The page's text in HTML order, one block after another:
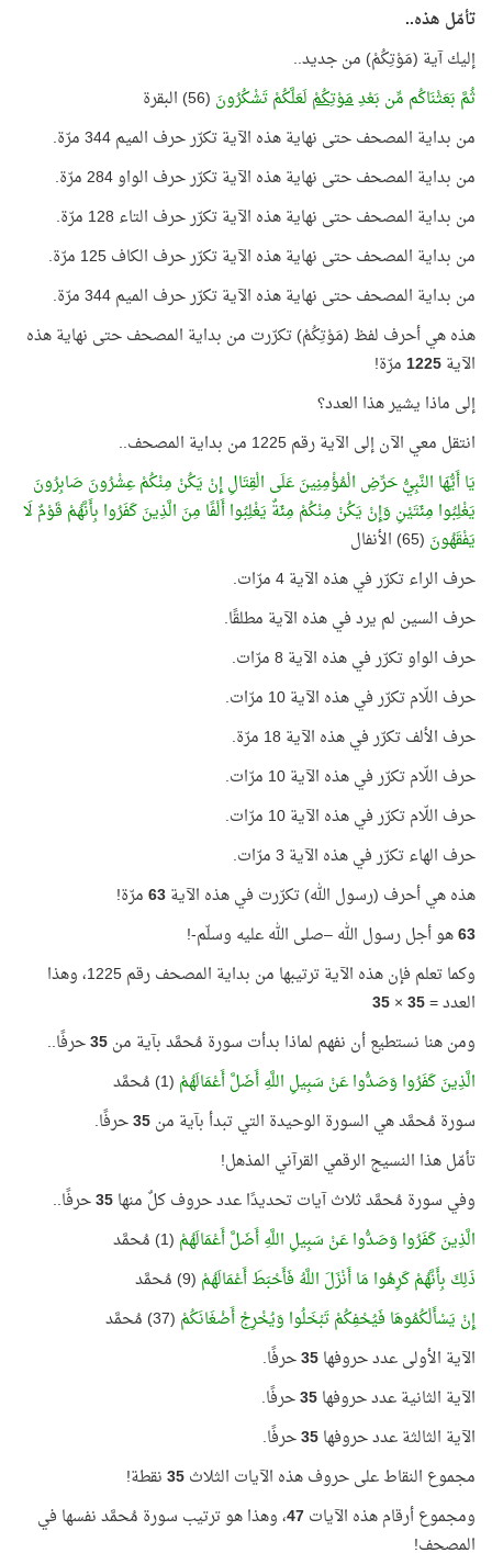
تأمّل هذه..
إليك آية (مَوْتِكُمْ) من جديد..
ثُمَّ بَعَثْنَاكُم مِّن بَعْدِمَوْتِكُمْلَعَلَّكُمْ تَشْكُرُونَ (56) البقرة
من بداية المصحف حتى نهاية هذه الآية تكرّر حرف الميم 344 مرّة.
من بداية المصحف حتى نهاية هذه الآية تكرّر حرف الواو 284 مرّة.
من بداية المصحف حتى نهاية هذه الآية تكرّر حرف التاء 128 مرّة.
من بداية المصحف حتى نهاية هذه الآية تكرّر حرف الكاف 125 مرّة.
من بداية المصحف حتى نهاية هذه الآية تكرّر حرف الميم 344 مرّة.
هذه هي أحرف لفظ (مَوْتِكُمْ) تكرّرت من بداية المصحف حتى نهاية هذه
الآية1225مرّة!
إلى ماذا يشير هذا العدد؟
انتقل معي الآن إلى الآية رقم 1225 من بداية المصحف..
يَا أَيُّهَا النَّبِيُّ حَرِّضِ الْمُؤْمِنِينَ عَلَى الْقِتَالِ إِنْ يَكُنْ مِنْكُمْ عِشْرُونَ صَابِرُونَ
يَغْلِبُوا مِئَتَيْنِ وَإِنْ يَكُنْ مِنْكُمْ مِئَةٌ يَغْلِبُوا أَلْفًا مِنَ الَّذِينَ كَفَرُوا بِأَنَّهُمْ قَوْمٌ لَا
يَفْقَهُونَ (65) الأنفال
حرف الراء تكرّر في هذه الآية 4 مرّات.
حرف السين لم يرد في هذه الآية مطلقًا.
حرف الواو تكرّر في هذه الآية 8 مرّات.
حرف اللّام تكرّر في هذه الآية 10 مرّات.
حرف الألف تكرّر في هذه الآية 18 مرّة.
حرف اللّام تكرّر في هذه الآية 10 مرّات.
حرف اللّام تكرّر في هذه الآية 10 مرّات.
حرف الهاء تكرّر في هذه الآية 3 مرّات.
هذه هي أحرف (رسول الله) تكرّرت في هذه الآية63مرّة!
63هو أجل رسول الله –صلى الله عليه وسلّم-!
وكما تعلم فإن هذه الآية ترتيبها من بداية المصحف رقم 1225، وهذا
العدد =35
×
35
ومن هنا نستطيع أن نفهم لماذا بدأت سورة مُحمَّد بآية من35حرفًا..
الَّذِينَ كَفَرُوا وَصَدُّوا عَنْ سَبِيلِ اللَّهِ أَضَلَّ أَعْمَالَهُمْ (1) مُحمَّد
سورة مُحمَّد هي السورة الوحيدة التي تبدأ بآية من35حرفًا.
تأمّل هذا النسيج الرقمي القرآني المذهل!
وفي سورة مُحمَّد ثلاث آيات تحديدًا عدد حروف كلٌ منها35حرفًا..
الَّذِينَ كَفَرُوا وَصَدُّوا عَنْ سَبِيلِ اللَّهِ أَضَلَّ أَعْمَالَهُمْ (1) مُحمَّد
ذَلِكَ بِأَنَّهُمْ كَرِهُوا مَا أَنْزَلَ اللَّهُ فَأَحْبَطَ أَعْمَالَهُمْ (9) مُحمَّد
إِنْ يَسْأَلْكُمُوهَا فَيُحْفِكُمْ تَبْخَلُوا وَيُخْرِجْ أَضْغَانَكُمْ (37) مُحمَّد
الآية الأولى عدد حروفها35حرفًا.
الآية الثانية عدد حروفها35حرفًا.
الآية الثالثة عدد حروفها35حرفًا.
مجموع النقاط على حروف هذه الآيات الثلاث35نقطة!
ومجموع أرقام هذه الآيات47، وهذا هو ترتيب سورة مُحمَّد نفسها في
المصحف!